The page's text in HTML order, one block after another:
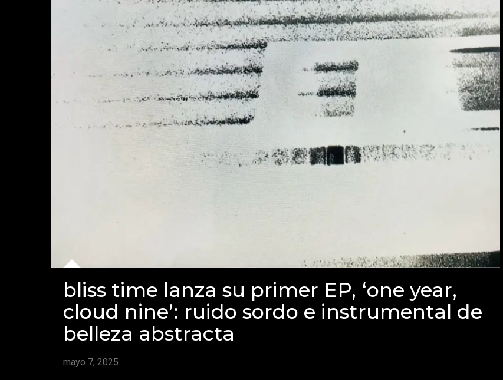
bliss time lanza su primer EP, ‘one year,
cloud nine’: ruido sordo e instrumental de
belleza abstracta
mayo 7, 2025